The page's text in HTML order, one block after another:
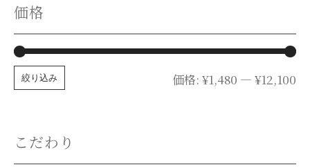
価格
格
格
絞り込み 価格: ¥1,480 — ¥12,100
こだわり